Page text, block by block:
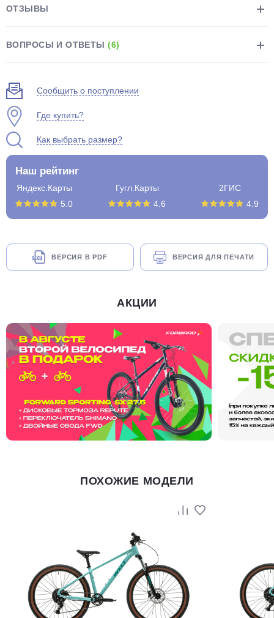
ОТЗЫВЫ
ВОПРОСЫ И ОТВЕТЫ(6)
Сообщить о поступлении
Где купить?
Как выбрать размер?
Наш рейтинг
Яндекс.Карты
5.0
Гугл.Карты
4.6
2ГИС
4.9
ВЕРСИЯ В PDF ВЕРСИЯ ДЛЯ ПЕЧАТИ
АКЦИИ
ПОХОЖИЕ МОДЕЛИ